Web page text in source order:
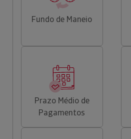
Fundo de Maneio
Prazo Médio de
Pagamentos